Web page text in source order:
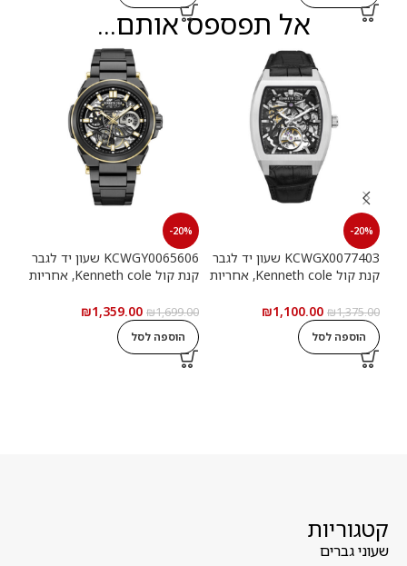
אל תפספס אותם...
-20%
KCWGX0077403 שעון יד לגבר
קנת קול Kenneth cole, אחריות
₪1,375.00
₪1,100.00
הוספה לסל
-20%
KCWGY0065606 שעון יד לגבר
קנת קול Kenneth cole, אחריות
₪1,699.00
₪1,359.00
הוספה לסל
קטגוריות
שעוני גברים